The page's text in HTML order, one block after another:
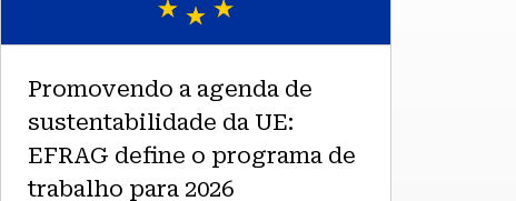
Promovendo a agenda de
sustentabilidade da UE:
EFRAG define o programa de
trabalho para 2026
UE:
EFRAG
define
programa